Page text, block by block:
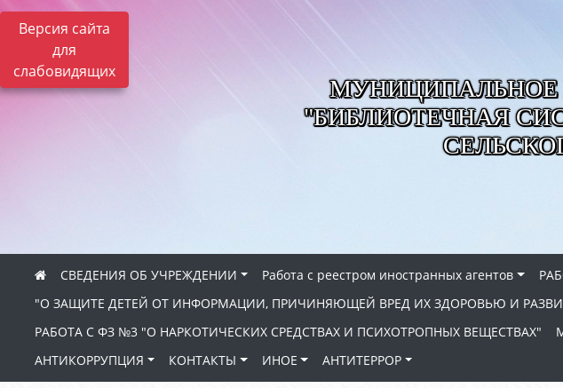
Версия сайта
для
слабовидящих
МУНИЦИПАЛЬНОЕ
"БИБЛИОТЕЧНАЯ
СВЕДЕНИЯ ОБ УЧРЕЖДЕНИИ Работа с реестром иностранных агентов
"О ЗАЩИТЕ ДЕТЕЙ ОТ ИНФОРМАЦИИ, ПРИЧИНЯЮЩЕЙ ВРЕД ИХ ЗДОРОВЬЮ И
РАБОТА С ФЗ №3 "О НАРКОТИЧЕСКИХ СРЕДСТВАХ И ПСИХОТРОПНЫХ ВЕЩЕСТВАХ"
АНТИКОРРУПЦИЯ
КОНТАКТЫ ИНОЕ АНТИТЕРРОР